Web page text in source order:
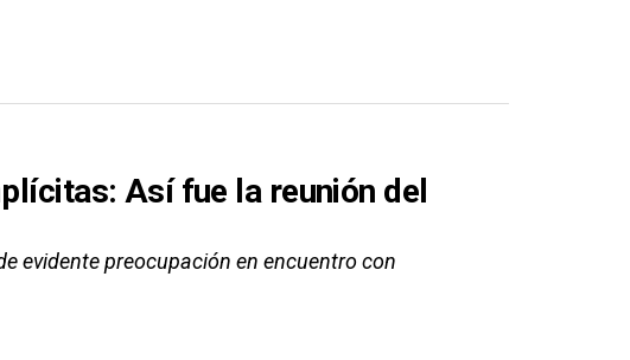
Así fue la reunión del
evidente preocupación en encuentro con